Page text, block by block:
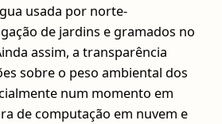
usada por norte-
de jardins e gramados no
assim, a transparência
sobre o peso ambiental dos
num momento em
de computação em nuvem e